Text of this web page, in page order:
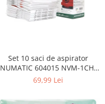
Set 10 saci de aspirator
NUMATIC 604015 NVM-1CH,
9L
69,99 Lei